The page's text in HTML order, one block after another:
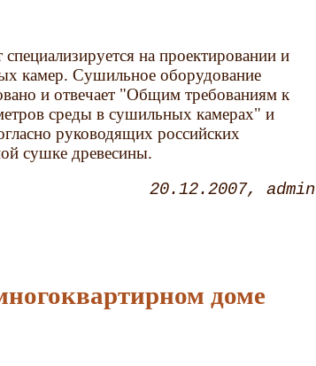
на проектировании и
камер. Сушильное оборудование
и отвечает "Общим требованиям к
среды в сушильных камерах" и
руководящих российских
сушке древесины.
20.12.2007 admin
доме